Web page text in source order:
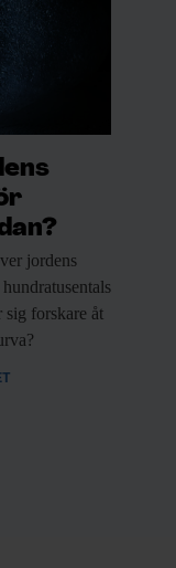
PÅ VETENSKAP
på
och app •
jordens
forskare åt